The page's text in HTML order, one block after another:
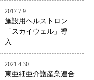
2017.7.9
施設用ヘルストロン
「スカイウェル」導
入...
2021.4.30
東亜細亜介護産業連合